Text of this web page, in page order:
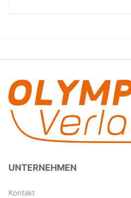
UNTERNEHMEN
Kontakt